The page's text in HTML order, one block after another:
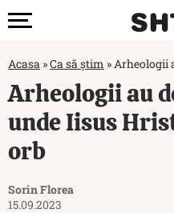
Acasa »Ca să știm »Arheologii
Arheologii au
unde Iisus
orb
Sorin Florea
15.09.2023